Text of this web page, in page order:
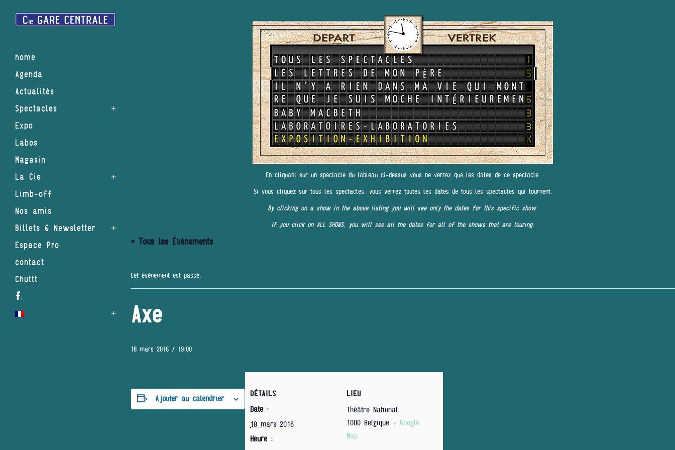
home
Agenda
Actualités
Spectacles
Expo
Labos
Magasin
La Cie
Limb-off
Nos amis
Billets & Newsletter
Espace Pro
contact
Chuttt
.
En cliquant sur un spectacle du tableau ci-dessus vous ne verrez que les dates de ce spectacle.
Si vous cliquez sur tous les spectacles, vous verrez toutes les dates de tous les spectacles qui tournent.
By clicking on a show in the above listing you will see only the dates for this specific show.
If you click on ALL SHOWS, you will see all the dates for all of the shows that are touring.
« Tous les Évènements
Cet évènement est passé.
Axe
18 mars 2016 / 19:00
Ajouter au calendrier
DÉTAILS
Date :
18 mars 2016
Heure :
LIEU
Théâtre National
1000 Belgique + Google
Map